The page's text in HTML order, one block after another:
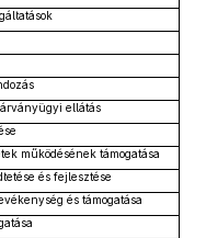
ellátás
működésének támogatása
és fejlesztése
és támogatása